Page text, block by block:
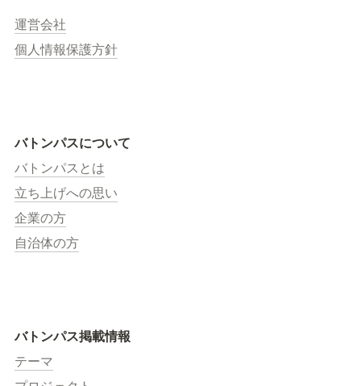
運営会社
個人情報保護方針
バトンパスについて
バトンパスとは
立ち上げへの思い
企業の方
自治体の方
バトンパス掲載情報
テーマ